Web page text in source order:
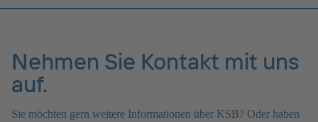
Nehmen Sie Kontakt mit uns
auf.
Sie möchten gern weitere Informationen über KSB? Oder haben